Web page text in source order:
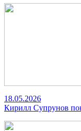
18.05.2026
Кирилл Супрунов